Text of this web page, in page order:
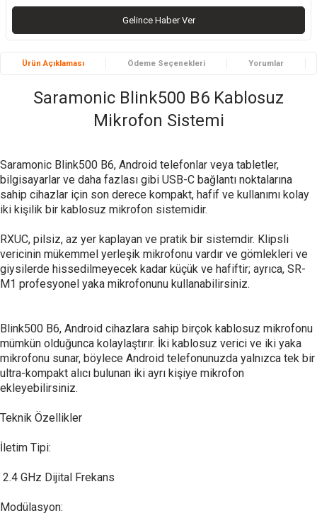
Gelince Haber Ver
Ürün Açıklaması Ödeme Seçenekleri Yorumlar
Saramonic Blink500 B6 Kablosuz
Mikrofon Sistemi
Saramonic Blink500 B6, Android telefonlar veya tabletler,
bilgisayarlar ve daha fazlası gibi USB-C bağlantı noktalarına
sahip cihazlar için son derece kompakt, hafif ve kullanımı kolay
iki kişilik bir kablosuz mikrofon sistemidir.
RXUC, pilsiz, az yer kaplayan ve pratik bir sistemdir. Klipsli
vericinin mükemmel yerleşik mikrofonu vardır ve gömlekleri ve
giysilerde hissedilmeyecek kadar küçük ve hafiftir; ayrıca, SR-
M1 profesyonel yaka mikrofonunu kullanabilirsiniz.
Blink500 B6, Android cihazlara sahip birçok kablosuz mikrofonu
mümkün olduğunca kolaylaştırır. İki kablosuz verici ve iki yaka
mikrofonu sunar, böylece Android telefonunuzda yalnızca tek bir
ultra-kompakt alıcı bulunan iki ayrı kişiye mikrofon
ekleyebilirsiniz.
Teknik Özellikler
İletim Tipi:
2.4 GHz Dijital Frekans
Modülasyon: